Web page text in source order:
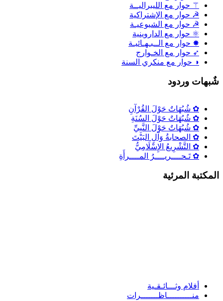
⚚ حوار مع الليبراليــة
☭ حوار مع الإشتراكية
☭ حوار مع الشيوعيـة
⚛ حوار مع الداروينية
✸ حوار مع الــبـهـائيـة
➶ حوار مع الخـوارج
◑ حوار مع منكري السنة
وردود
✿ شُبُهَاتٌ حَوْلَ القُرْآنِ
✿ شُبُهَاتٌ حَوْلَ السُنَةِ
✿ شُبُهَاتٌ حَوْلَ النَّبِيِّ
✿ الصحابةُ وَآلِ البَيْتَ
✿ التَّشْرِيعُ الإِسْلَامِيُّ
✿ تَـحــــريــــرُ المــــرأَةِ
المرئية
أفلام وثـــائـقـية
منــــــــــاظـــــــرات